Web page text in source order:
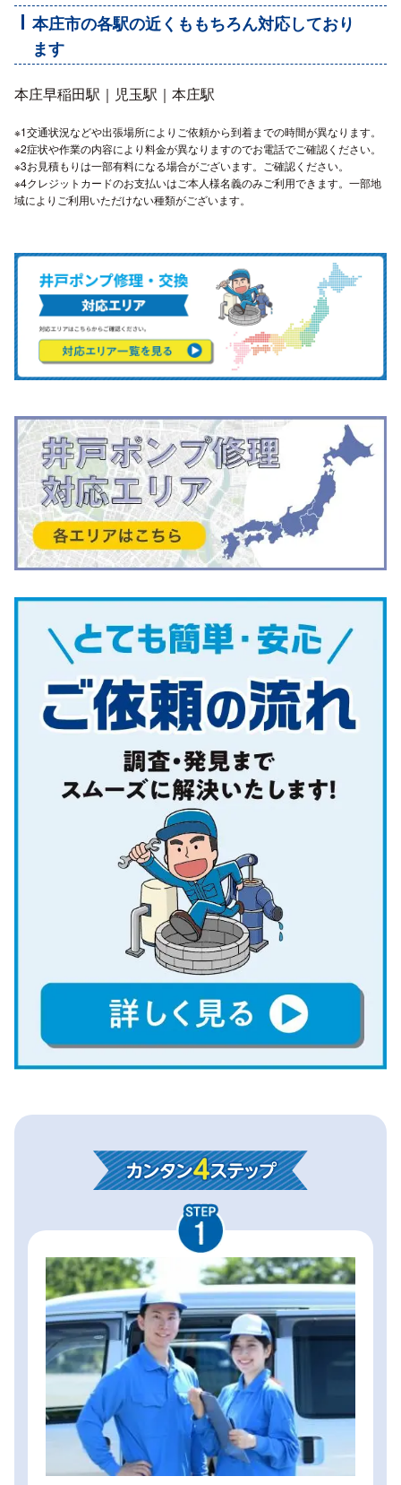
本庄市の各駅の近くももちろん対応しており
ます
本庄早稲田駅｜児玉駅｜本庄駅
※1交通状況などや出張場所によりご依頼から到着までの時間が異なります。
※2症状や作業の内容により料金が異なりますのでお電話でご確認ください。
※3お見積もりは一部有料になる場合がございます。ご確認ください。
※4クレジットカードのお支払いはご本人様名義のみご利用できます。一部地
域によりご利用いただけない種類がございます。